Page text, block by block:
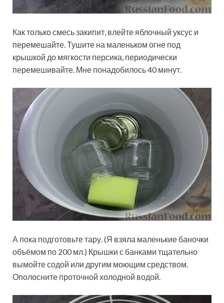
Как только смесь закипит, влейте яблочный уксус и
перемешайте. Тушите на маленьком огне под
крышкой до мягкости персика, периодически
перемешивайте. Мне понадобилось 40 минут.
А пока подготовьте тару. (Я взяла маленькие баночки
объёмом по 200 мл.) Крышки с банками тщательно
вымойте содой или другим моющим средством.
Ополосните проточной холодной водой.